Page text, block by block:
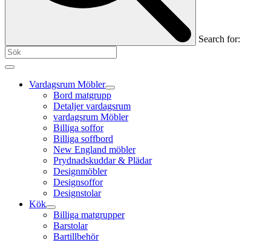
Search for:
Vardagsrum Möbler
Bord matgrupp
Detaljer vardagsrum
vardagsrum Möbler
Billiga soffor
Billiga soffbord
New England möbler
Prydnadskuddar & Plädar
Designmöbler
Designsoffor
Designstolar
Kök
Billiga matgrupper
Barstolar
Bartillbehör